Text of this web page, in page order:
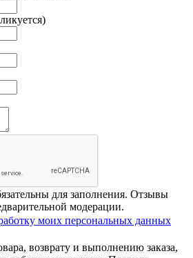
для заполнения. Отзывы
модерации.
моих персональных данных
возврату и выполнению заказа,